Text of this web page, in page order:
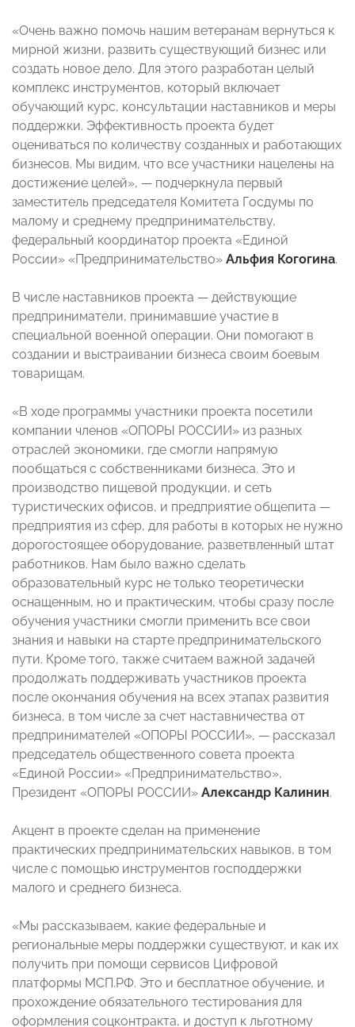
«Очень важно помочь нашим ветеранам вернуться к
мирной жизни, развить существующий бизнес или
создать новое дело. Для этого разработан целый
комплекс инструментов, который включает
обучающий курс, консультации наставников и меры
поддержки. Эффективность проекта будет
оцениваться по количеству созданных и работающих
бизнесов. Мы видим, что все участники нацелены на
достижение целей», — подчеркнула первый
заместитель председателя Комитета Госдумы по
малому и среднему предпринимательству,
федеральный координатор проекта «Единой
России» «Предпринимательство» Альфия Когогина.
В числе наставников проекта — действующие
предприниматели, принимавшие участие в
специальной военной операции. Они помогают в
создании и выстраивании бизнеса своим боевым
товарищам.
«В ходе программы участники проекта посетили
компании членов «ОПОРЫ РОССИИ» из разных
отраслей экономики, где смогли напрямую
пообщаться с собственниками бизнеса. Это и
производство пищевой продукции, и сеть
туристических офисов, и предприятие общепита —
предприятия из сфер, для работы в которых не нужно
дорогостоящее оборудование, разветвленный штат
работников. Нам было важно сделать
образовательный курс не только теоретически
оснащенным, но и практическим, чтобы сразу после
обучения участники смогли применить все свои
знания и навыки на старте предпринимательского
пути. Кроме того, также считаем важной задачей
продолжать поддерживать участников проекта
после окончания обучения на всех этапах развития
бизнеса, в том числе за счет наставничества от
предпринимателей «ОПОРЫ РОССИИ», — рассказал
председатель общественного совета проекта
«Единой России» «Предпринимательство»,
Президент «ОПОРЫ РОССИИ» Александр Калинин.
Акцент в проекте сделан на применение
практических предпринимательских навыков, в том
числе с помощью инструментов господдержки
малого и среднего бизнеса.
«Мы рассказываем, какие федеральные и
региональные меры поддержки существуют, и как их
получить при помощи сервисов Цифровой
платформы МСП.РФ. Это и бесплатное обучение, и
прохождение обязательного тестирования для
оформления соцконтракта, и доступ к льготному